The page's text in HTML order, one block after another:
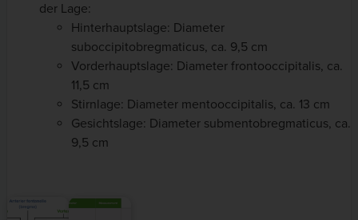
der Lage:
Hinterhauptslage: Diameter
suboccipitobregmaticus, ca. 9,5 cm
Vorderhauptslage: Diameter frontooccipitalis, ca.
11,5 cm
Stirnlage: Diameter mentooccipitalis, ca. 13 cm
Gesichtslage: Diameter submentobregmaticus, ca.
9,5 cm